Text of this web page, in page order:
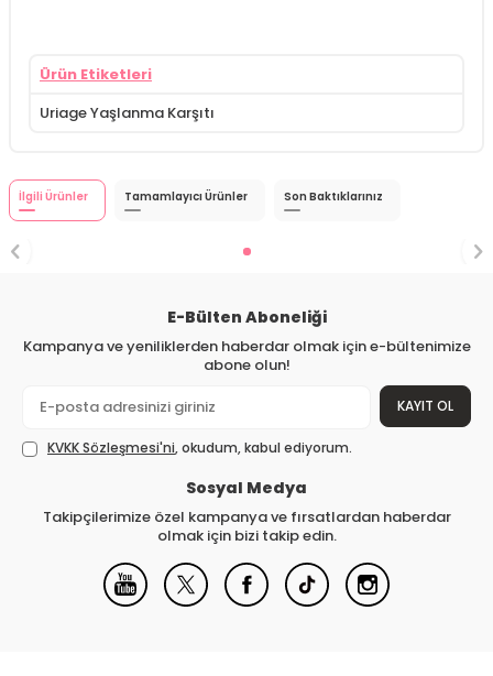
Ürün Etiketleri
Uriage Yaşlanma Karşıtı
İlgili Ürünler Tamamlayıcı Ürünler Son Baktıklarınız
E-Bülten Aboneliği
Kampanya ve yeniliklerden haberdar olmak için e-bültenimize
abone olun!
KAYIT OL
KVKK Sözleşmesi'ni, okudum, kabul ediyorum.
Sosyal Medya
Takipçilerimize özel kampanya ve fırsatlardan haberdar
olmak için bizi takip edin.